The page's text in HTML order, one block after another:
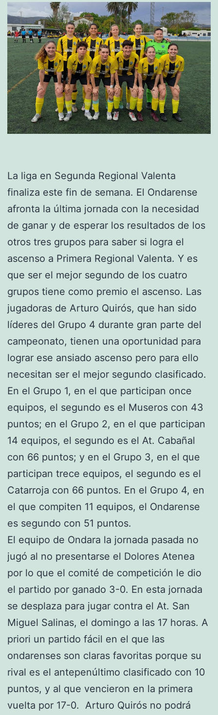
La liga en Segunda Regional Valenta
finaliza este fin de semana. El Ondarense
afronta la última jornada con la necesidad
de ganar y de esperar los resultados de los
otros tres grupos para saber si logra el
ascenso a Primera Regional Valenta. Y es
que ser el mejor segundo de los cuatro
grupos tiene como premio el ascenso. Las
jugadoras de Arturo Quirós, que han sido
líderes del Grupo 4 durante gran parte del
campeonato, tienen una oportunidad para
lograr ese ansiado ascenso pero para ello
necesitan ser el mejor segundo clasificado.
En el Grupo 1, en el que participan once
equipos, el segundo es el Museros con 43
puntos; en el Grupo 2, en el que participan
14 equipos, el segundo es el At. Cabañal
con 66 puntos; y en el Grupo 3, en el que
participan trece equipos, el segundo es el
Catarroja con 66 puntos. En el Grupo 4, en
el que compiten 11 equipos, el Ondarense
es segundo con 51 puntos.
El equipo de Ondara la jornada pasada no
jugó al no presentarse el Dolores Atenea
por lo que el comité de competición le dio
el partido por ganado 3-0. En esta jornada
se desplaza para jugar contra el At. San
Miguel Salinas, el domingo a las 17 horas. A
priori un partido fácil en el que las
ondarenses son claras favoritas porque su
rival es el antepenúltimo clasificado con 10
puntos, y al que vencieron en la primera
vuelta por 17-0. Arturo Quirós no podrá